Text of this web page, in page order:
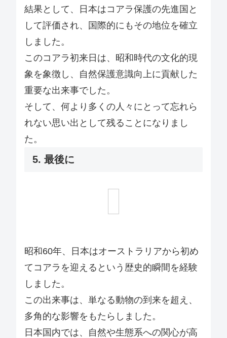
結果として、日本はコアラ保護の先進国と
して評価され、国際的にもその地位を確立
しました。
このコアラ初来日は、昭和時代の文化的現
象を象徴し、自然保護意識向上に貢献した
重要な出来事でした。
そして、何より多くの人々にとって忘れら
れない思い出として残ることになりまし
た。
5. 最後に
昭和60年、日本はオーストラリアから初め
てコアラを迎えるという歴史的瞬間を経験
しました。
この出来事は、単なる動物の到来を超え、
多角的な影響をもたらしました。
日本国内では、自然や生態系への関心が高